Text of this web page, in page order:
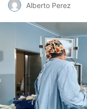
Alberto Perez